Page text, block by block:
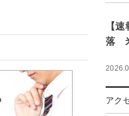
【
落
アク